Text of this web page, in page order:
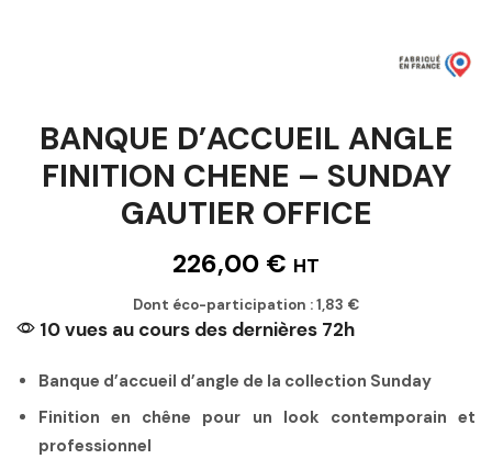
BANQUE D’ACCUEIL ANGLE
FINITION CHENE – SUNDAY
GAUTIER OFFICE
226,00 € HT
Dont éco-participation :1,83 €
10 vues au cours des dernières 72h
Banque d’accueil d’angle de la collection Sunday
Finition en chêne pour un look contemporain et
professionnel